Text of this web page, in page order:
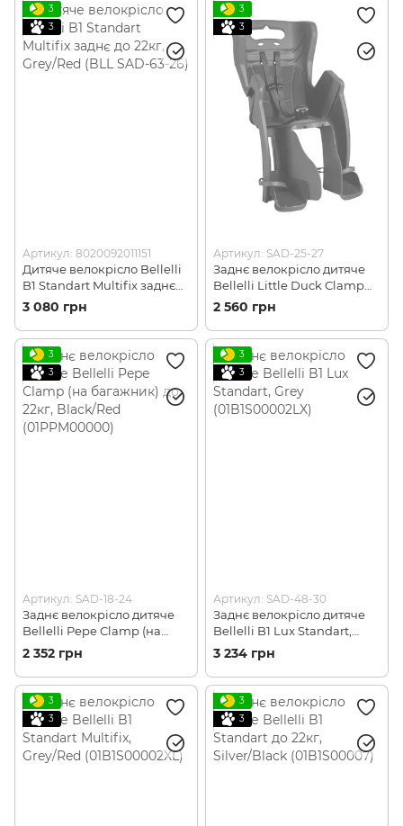
3
3
Артикул: 8020092011151
Дитяче велокрісло Bellelli
B1 Standart Multifix заднє
до 22кг, Grey/Red (BLL SAD-
3 080 грн
3
3
Артикул: SAD-25-27
Заднє велокрісло дитяче
Bellelli Little Duck Сlamp
(на багажник) до 22кг,
Grey/Red (01LTDM00002)
2 560 грн
3
3
Артикул: SAD-18-24
Заднє велокрісло дитяче
Bellelli Pepe Сlamp (на
багажник) до 22кг,
Black/Red (01PPM00000)
2 352 грн
3
3
Артикул: SAD-48-30
Заднє велокрісло дитяче
Bellelli B1 Lux Standart,
Grey (01B1S00002LX)
3 234 грн
3
3
3
3